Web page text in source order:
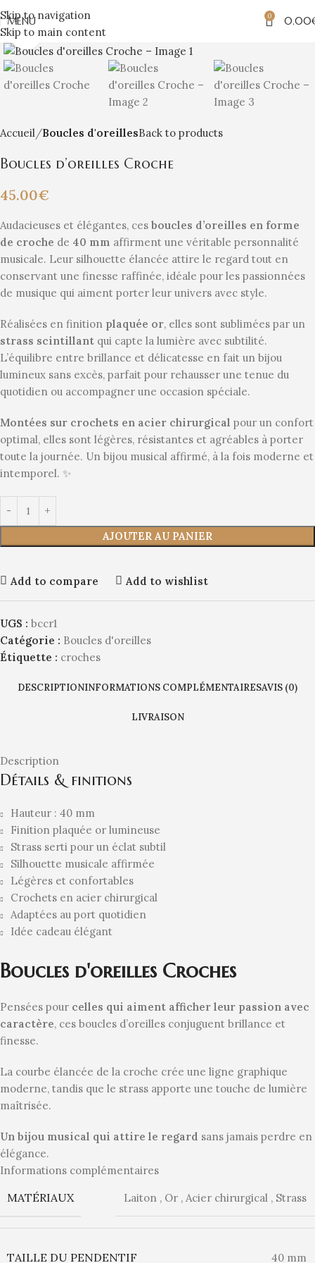
Skip to navigation
Skip to main content
MENU 0 0.00
Click to enlarge
Accueil Boucles d'oreillesBack to products
Boucles d’oreilles Croche
45.00€
Audacieuses et élégantes, ces boucles d’oreilles en forme
de croche de 40 mm affirment une véritable personnalité
musicale. Leur silhouette élancée attire le regard tout en
conservant une finesse raffinée, idéale pour les passionnées
de musique qui aiment porter leur univers avec style.
Réalisées en finition plaquée or, elles sont sublimées par un
strass scintillant qui capte la lumière avec subtilité.
L’équilibre entre brillance et délicatesse en fait un bijou
lumineux sans excès, parfait pour rehausser une tenue du
quotidien ou accompagner une occasion spéciale.
Montées sur crochets en acier chirurgical pour un confort
optimal, elles sont légères, résistantes et agréables à porter
toute la journée. Un bijou musical affirmé, à la fois moderne et
intemporel. ✨
AJOUTER AU PANIER
Add to compare Add to wishlist
UGS : bccr1
Catégorie : Boucles d'oreilles
Étiquette : croches
DESCRIPTIONINFORMATIONS COMPLÉMENTAIRESAVIS (0)
LIVRAISON
Description
Détails & finitions
Hauteur : 40 mm
Finition plaquée or lumineuse
Strass serti pour un éclat subtil
Silhouette musicale affirmée
Légères et confortables
Crochets en acier chirurgical
Adaptées au port quotidien
Idée cadeau élégant
Boucles d'oreilles Croches
Pensées pour celles qui aiment afficher leur passion avec
caractère, ces boucles d’oreilles conjuguent brillance et
finesse.
La courbe élancée de la croche crée une ligne graphique
moderne, tandis que le strass apporte une touche de lumière
maîtrisée.
Un bijou musical qui attire le regard sans jamais perdre en
élégance.
Informations complémentaires
MATÉRIAUX Laiton , Or , Acier chirurgical , Strass
TAILLE DU PENDENTIF 40 mm